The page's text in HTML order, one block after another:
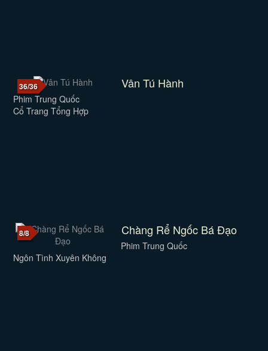
36/36 Vân Tú Hành
Phim Trung Quốc
Cổ Trang Tổng Hợp
8/8 Chàng Rể Ngốc Bá Đạo
Phim Trung Quốc
Ngôn Tình Xuyên Không